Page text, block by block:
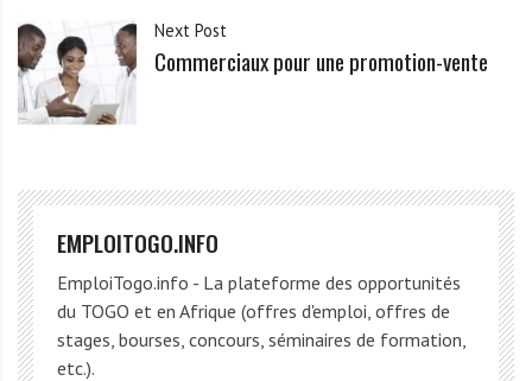
Next Post
Commerciaux pour une promotion-vente
EMPLOITOGO.INFO
EmploiTogo.info - La plateforme des opportunités
du TOGO et en Afrique (offres d'emploi, offres de
stages, bourses, concours, séminaires de formation,
etc.).